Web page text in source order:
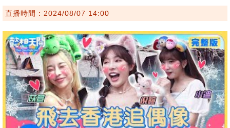
直播時間：2024/08/07 14:00